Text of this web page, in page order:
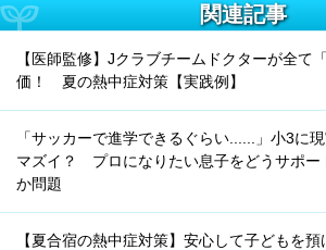
関連記事
【医師監修】Jクラブチームドクターが全て
価！ 夏の熱中症対策【実践例】
「サッカーで進学できるぐらい......」小3に
マズイ？ プロになりたい息子をどうサポー
か問題
【夏合宿の熱中症対策】安心して子どもを